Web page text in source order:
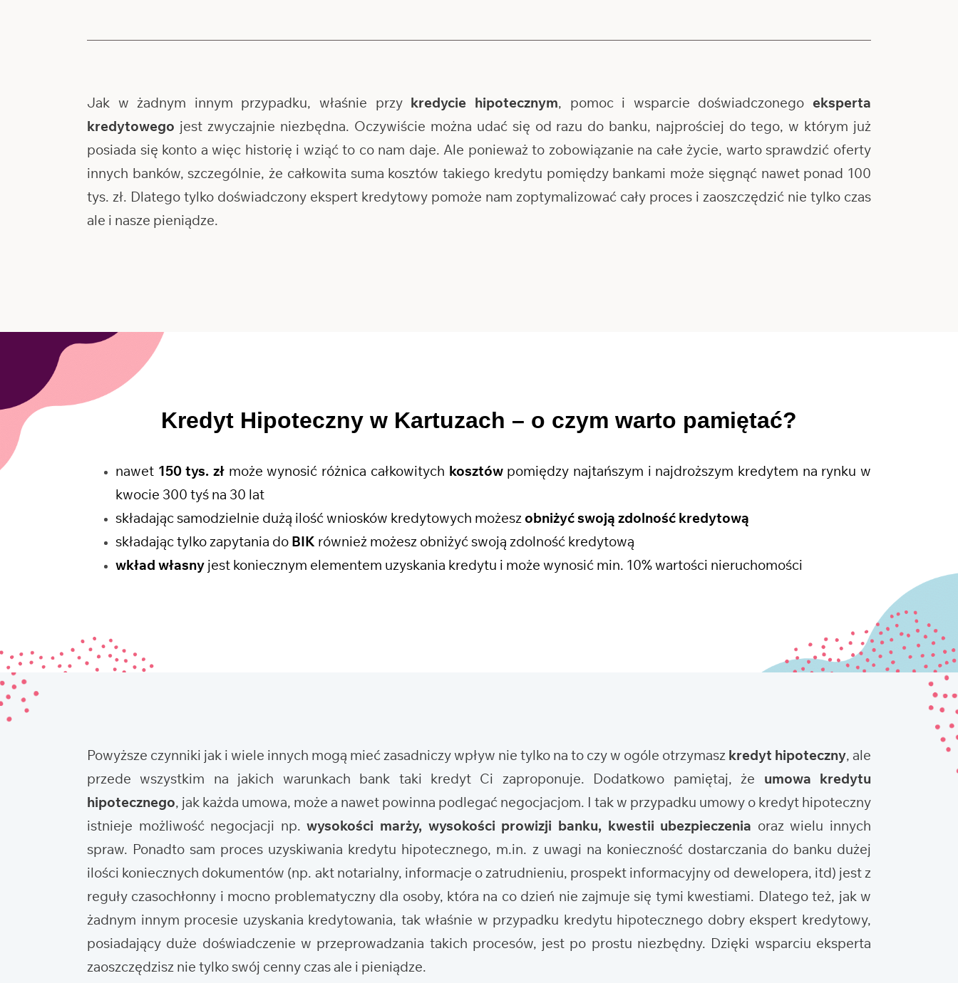
Jak w żadnym innym przypadku, właśnie przy kredycie hipotecznym, pomoc i wsparcie doświadczonego eksperta
kredytowego jest zwyczajnie niezbędna. Oczywiście można udać się od razu do banku, najprościej do tego, w którym już
posiada się konto a więc historię i wziąć to co nam daje. Ale ponieważ to zobowiązanie na całe życie, warto sprawdzić oferty
innych banków, szczególnie, że całkowita suma kosztów takiego kredytu pomiędzy bankami może sięgnąć nawet ponad 100
tys. zł. Dlatego tylko doświadczony ekspert kredytowy pomoże nam zoptymalizować cały proces i zaoszczędzić nie tylko czas
ale i nasze pieniądze.
Kredyt Hipoteczny w Kartuzach – o czym warto pamiętać?
nawet 150 tys. zł może wynosić różnica całkowitych kosztówpomiędzy najtańszym i najdroższym kredytem na rynku w
kwocie 300 tyś na 30 lat
składając samodzielnie dużą ilość wniosków kredytowych możesz obniżyć swoją zdolność kredytową
składając tylko zapytania do BIK również możesz obniżyć swoją zdolność kredytową
wkład własny jest koniecznym elementem uzyskania kredytu i może wynosić min. 10% wartości nieruchomości
Powyższe czynniki jak i wiele innych mogą mieć zasadniczy wpływ nie tylko na to czy w ogóle otrzymasz kredyt hipoteczny, ale
przede wszystkim na jakich warunkach bank taki kredyt Ci zaproponuje. Dodatkowo pamiętaj, że umowa kredytu
hipotecznego, jak każda umowa, może a nawet powinna podlegać negocjacjom. I tak w przypadku umowy o kredyt hipoteczny
istnieje możliwość negocjacji np.wysokości marży, wysokości prowizji banku, kwestii ubezpieczenia oraz wielu innych
spraw. Ponadto sam proces uzyskiwania kredytu hipotecznego, m.in. z uwagi na konieczność dostarczania do banku dużej
ilości koniecznych dokumentów (np. akt notarialny, informacje o zatrudnieniu, prospekt informacyjny od dewelopera, itd) jest z
reguły czasochłonny i mocno problematyczny dla osoby, która na co dzień nie zajmuje się tymi kwestiami. Dlatego też, jak w
żadnym innym procesie uzyskania kredytowania, tak właśnie w przypadku kredytu hipotecznego dobry ekspert kredytowy,
posiadający duże doświadczenie w przeprowadzania takich procesów, jest po prostu niezbędny. Dzięki wsparciu eksperta
zaoszczędzisz nie tylko swój cenny czas ale i pieniądze.